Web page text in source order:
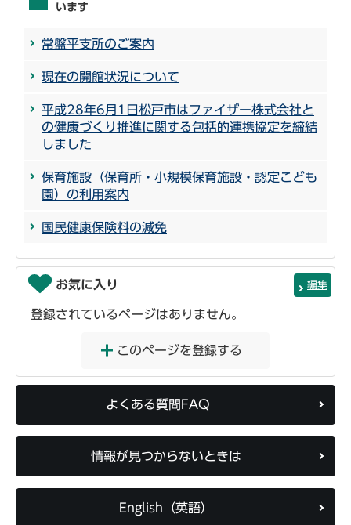
います
常盤平支所のご案内
現在の開館状況について
平成28年6月1日松戸市はファイザー株式会社と
の健康づくり推進に関する包括的連携協定を締結
しました
保育施設（保育所・小規模保育施設・認定こども
園）の利用案内
国民健康保険料の減免
お気に入り 編集
登録されているページはありません。
このページを登録する
よくある質問FAQ
情報が見つからないときは
English（英語）